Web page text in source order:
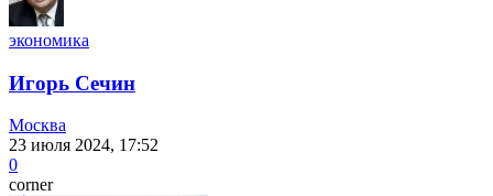
экономика
Игорь Сечин
Москва
23 июля 2024, 17:52
0
corner